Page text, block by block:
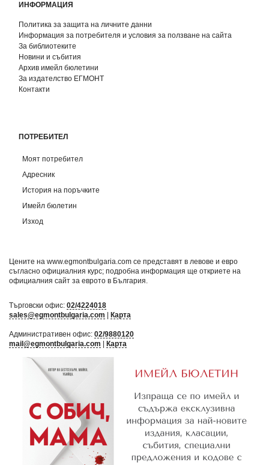
ИНФОРМАЦИЯ
Политика за защита на личните данни
Информация за потребителя и условия за ползване на сайта
За библиотеките
Новини и събития
Архив имейл бюлетини
За издателство ЕГМОНТ
Контакти
ПОТРЕБИТЕЛ
Моят потребител
Адресник
История на поръчките
Имейл бюлетин
Изход
Цените на www.egmontbulgaria.com се представят в левове и евро
съгласно официалния курс; подробна информация ще откриете на
официалния сайт за еврото в България
Търговски офис: 02/4224018
sales@egmontbulgaria.com
Карта
Административен офис: 02/9880120
mail@egmontbulgaria.com
Карта